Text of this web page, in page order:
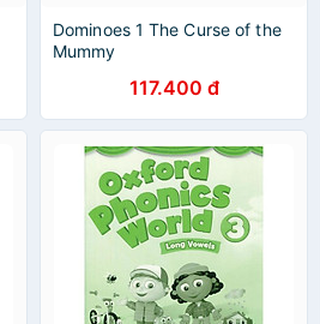
Dominoes 1 The Curse of the
Mummy
117.400 đ